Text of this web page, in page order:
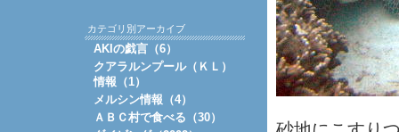
カテゴリ別アーカイブ
AKIの戯言（6）
クアラルンプール（ＫＬ）
情報（1）
メルシン情報（4）
ＡＢＣ村で食べる（30）